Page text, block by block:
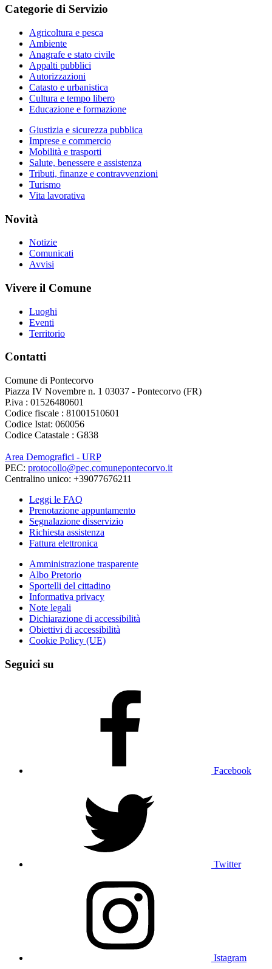
Categorie di Servizio
Agricoltura e pesca
Ambiente
Anagrafe e stato civile
Appalti pubblici
Autorizzazioni
Catasto e urbanistica
Cultura e tempo libero
Educazione e formazione
Giustizia e sicurezza pubblica
Imprese e commercio
Mobilità e trasporti
Salute, benessere e assistenza
Tributi, finanze e contravvenzioni
Turismo
Vita lavorativa
Novità
Notizie
Comunicati
Avvisi
Vivere il Comune
Luoghi
Eventi
Territorio
Contatti
Comune di Pontecorvo
Piazza IV Novembre n. 1 03037 - Pontecorvo (FR)
P.iva : 01526480601
Codice fiscale : 81001510601
Codice Istat: 060056
Codice Catastale : G838
Area Demografici - URP
PEC: protocollo@pec.comunepontecorvo.it
Centralino unico: +39077676211
Leggi le FAQ
Prenotazione appuntamento
Segnalazione disservizio
Richiesta assistenza
Fattura elettronica
Amministrazione trasparente
Albo Pretorio
Sportelli del cittadino
Informativa privacy
Note legali
Dichiarazione di accessibilità
Obiettivi di accessibilità
Cookie Policy (UE)
Seguici su
Facebook
Twitter
Istagram